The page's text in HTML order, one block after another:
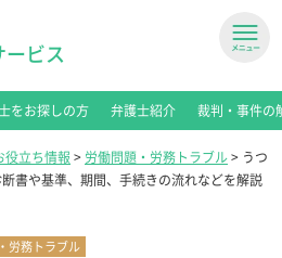
ビス
をお探しの方 弁護士紹介 裁判・事件の
役立ち情報 > 労働問題・労務トラブル> うつ
書や基準、期間、手続きの流れなどを解説
労務トラブル